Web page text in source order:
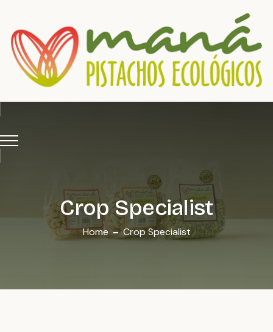
Crop Specialist
Home Crop Specialist